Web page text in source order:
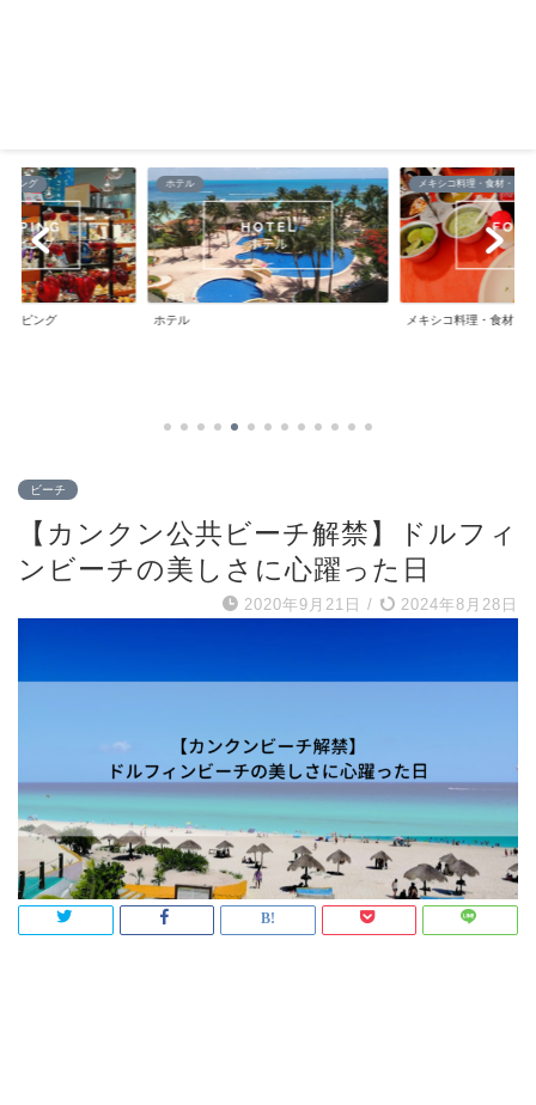
メキシコ料理・食材・レストラン
メキシコ料理・食材・レストラン
気候・天気・自然・風景
気候・天気・自然・風
ビーチ
【カンクン公共ビーチ解禁】ドルフィ
ンビーチの美しさに心躍った日
2020年9月21日 / 2024年8月28日